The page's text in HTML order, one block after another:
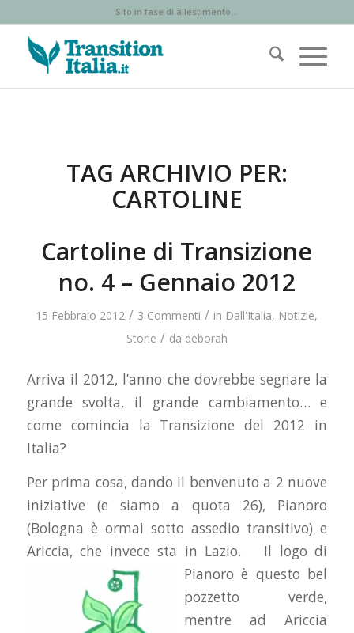
Sito in fase di allestimento...
TAG ARCHIVIO PER:
CARTOLINE
Cartoline di Transizione
no. 4 – Gennaio 2012
15 Febbraio 2012 / 3 Commenti / in Dall'Italia, Notizie,
Storie / da deborah
Arriva il 2012, l’anno che dovrebbe segnare la
grande svolta, il grande cambiamento… e
come comincia la Transizione del 2012 in
Italia?
Per prima cosa, dando il benvenuto a 2 nuove
iniziative (e siamo a quota 26), Pianoro
(Bologna è ormai sotto assedio transitivo) e
Ariccia, che invece sta in Lazio.
Il logo di
Pianoro è questo bel
pozzetto verde,
mentre ad Ariccia